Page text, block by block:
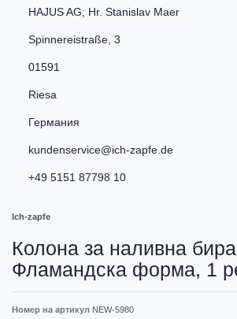
HAJUS AG; Hr. Stanislav Maer
Spinnereistraße 3
01591
Riesa
Германия
kundenservice@ich-zapfe.de
+49 5151 87798 10
Ich-zapfe
Колона за наливна
Фламандска форма, 1
Номер на артикул NEW-5980